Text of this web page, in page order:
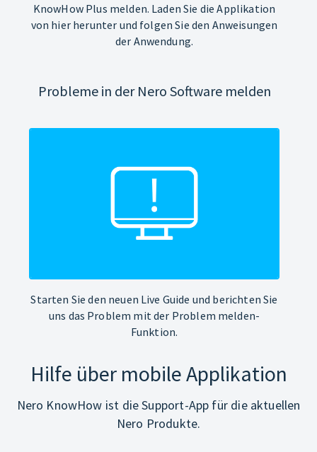
KnowHow Plus melden. Laden Sie die Applikation
von hier herunter und folgen Sie den Anweisungen
der Anwendung.
Probleme in der Nero Software melden
Starten Sie den neuen Live Guide und berichten Sie
uns das Problem mit der Problem melden-
Funktion.
Hilfe über mobile Applikation
Nero KnowHow ist die Support-App für die aktuellen
Nero Produkte.